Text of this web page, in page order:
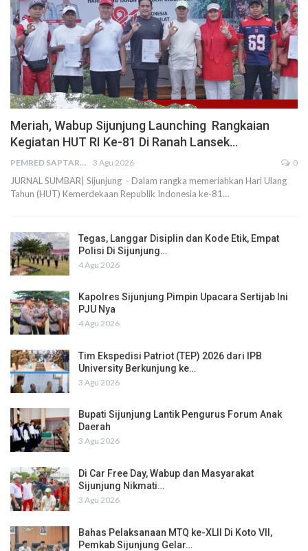
Meriah, Wabup Sijunjung Launching Rangkaian
Kegiatan HUT RI Ke-81 Di Ranah Lansek…
PEMRED SAPTARIUS 3 Agu 2026 0
JURNAL SUMBAR| Sijunjung - Dalam rangka memeriahkan Hari Ulang
Tahun (HUT) Kemerdekaan Republik Indonesia ke-81…
Tegas, Langgar Disiplin dan Kode Etik, Empat
Polisi Di Sijunjung…
4 Agu 2026
Kapolres Sijunjung Pimpin Upacara Sertijab Ini
PJU Nya
4 Agu 2026
Tim Ekspedisi Patriot (TEP) 2026 dari IPB
University Berkunjung ke…
3 Agu 2026
Bupati Sijunjung Lantik Pengurus Forum Anak
Daerah
3 Agu 2026
Di Car Free Day, Wabup dan Masyarakat
Sijunjung Nikmati…
3 Agu 2026
Bahas Pelaksanaan MTQ ke-XLII Di Koto VII,
Pemkab Sijunjung Gelar…